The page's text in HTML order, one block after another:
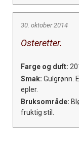
30. oktober 2014
Osteretter.
Farge og duft:
Smak: Gulgrønn.
epler.
Bruksområde:
fruktig stil.